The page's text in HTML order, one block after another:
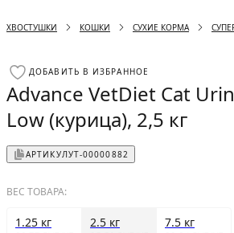
ХВОСТУШКИ КОШКИ СУХИЕ КОРМА
ДОБАВИТЬ В ИЗБРАННОЕ
Advance VetDiet Cat
Low (курица), 2,5 кг
АРТИКУЛУТ-00000882
ВЕС ТОВАРА:
1.25 кг 2.5 кг 7.5 кг